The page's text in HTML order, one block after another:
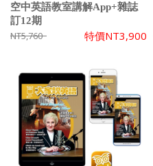
空中英語教室講解App+雜誌
訂12期
NT5,760 特價NT3,900